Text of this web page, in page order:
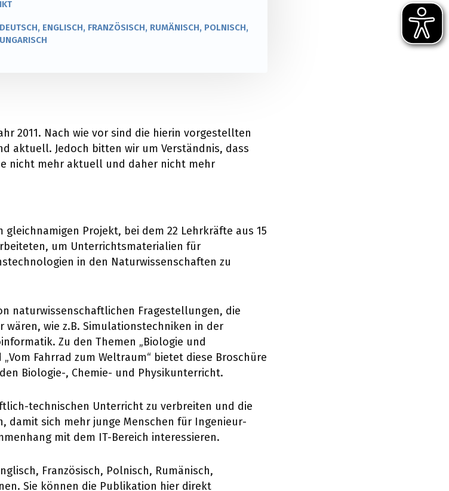
IKT
DEUTSCH, ENGLISCH, FRANZÖSISCH, RUMÄNISCH, POLNISCH,
UNGARISCH
2011. Nach wie vor sind die hierin vorgestellten
aktuell. Jedoch bitten wir um Verständnis, dass
nicht mehr aktuell und daher nicht mehr
Projekt, bei dem 22 Lehrkräfte aus 15
um Unterrichtsmaterialien für
in den Naturwissenschaften zu
naturwissenschaftlichen Fragestellungen, die
wie z.B. Simulationstechniken in der
Zu den Themen „Biologie und
Fahrrad zum Weltraum“ bietet diese Broschüre
Biologie-, Chemie- und Physikunterricht.
technischen Unterricht zu verbreiten und die
damit sich mehr junge Menschen für Ingenieur-
mit dem IT-Bereich interessieren.
Französisch, Polnisch, Rumänisch,
Sie können die Publikation hier direkt